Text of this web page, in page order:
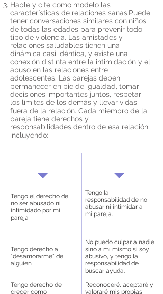
Hable y cite como modelo las
características de relaciones sanas.Puede
tener conversaciones similares con niños
de todas las edades para prevenir todo
tipo de violencia. Las amistades y
relaciones saludables tienen una
dinámica casi idéntica, y existe una
conexión distinta entre la intimidación y el
abuso en las relaciones entre
adolescentes. Las parejas deben
permanecer en pie de igualdad, tomar
decisiones importantes juntos, respetar
los límites de los demás y llevar vidas
fuera de la relación. Cada miembro de la
pareja tiene derechos y
responsabilidades dentro de esa relación,
incluyendo:
Tengo el derecho de
no ser abusado ni
intimidado por mi
pareja
Tengo la
responsabilidad de no
abusar ni intimidar a
mi pareja.
Tengo derecho a
“desamorarme” de
alguien
No puedo culpar a nadie
sino a mí mismo si soy
abusivo, y tengo la
responsabilidad de
buscar ayuda.
Tengo derecho de
crecer como
Reconoceré, aceptaré y
valoraré mis propias